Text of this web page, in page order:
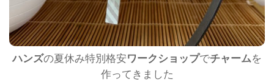
ハンズの夏休み特別格安ワークショップでチャームを
作ってきました